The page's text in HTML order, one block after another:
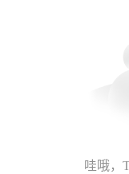
哇哦，